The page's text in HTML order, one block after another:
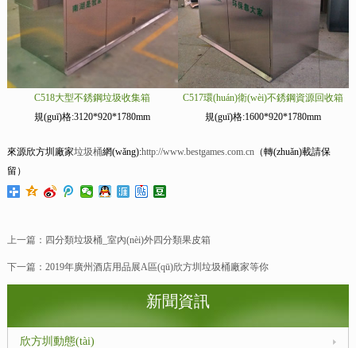
C518大型不銹鋼垃圾收集箱
規(guī)格:3120*920*1780mm
C517環(huán)衛(wèi)不銹鋼資源回收箱
規(guī)格:1600*920*1780mm
來源欣方圳廠家垃圾桶網(wǎng):http://www.bestgames.com.cn（轉(zhuǎn)載請保
留）
上一篇： 四分類垃圾桶_室內(nèi)外四分類果皮箱
下一篇： 2019年廣州酒店用品展A區(qū)欣方圳垃圾桶廠家等你
新聞資訊
欣方圳動態(tài)